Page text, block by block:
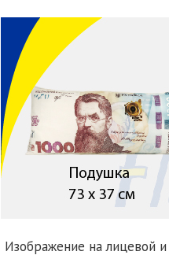
Изображение на лицевой